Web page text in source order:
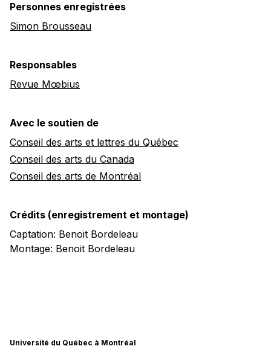
Personnes enregistrées
Simon Brousseau
Responsables
Revue Mœbius
Avec le soutien de
Conseil des arts et lettres du Québec
Conseil des arts du Canada
Conseil des arts de Montréal
Crédits (enregistrement et montage)
Captation: Benoit Bordeleau
Montage: Benoit Bordeleau
Université du Québec à Montréal